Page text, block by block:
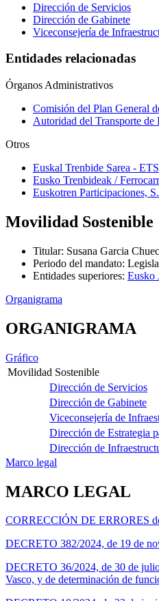
Dirección de Servicios
Dirección de Gabinete
Viceconsejería de
Entidades relacionadas
Órganos Administrativos
Comisión del Plan General
Autoridad del Transporte de
Otros
Euskal Trenbide Sarea - ETS
Eusko Trenbideak /
Euskotren Participaciones,
Movilidad Sostenible
Titular: Susana Garcia
Periodo del mandato:
Entidades superiores: Eusko
Organigrama
ORGANIGRAMA
Gráfico
Movilidad Sostenible
Dirección de Servicios
Dirección de Gabinete
Viceconsejería de
Dirección de Estrategia
Dirección de
Marco legal
MARCO LEGAL
CORRECCIÓN DE ERRORES
DECRETO 382/2024, de 19 de
DECRETO 36/2024, de 30 de
Vasco, y de determinación de